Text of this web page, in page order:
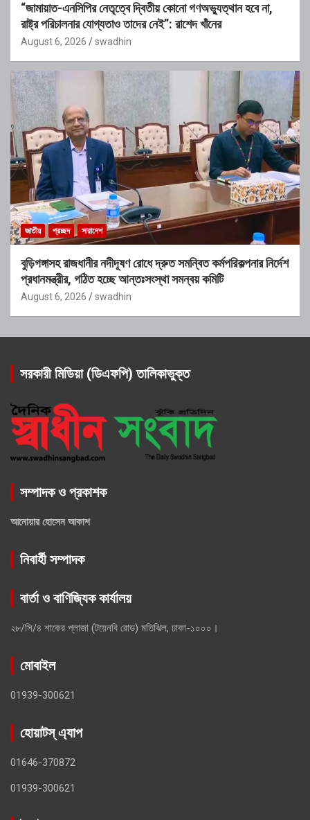
“জামায়াত-এনসিপির নেতৃত্বে দ্বিতীয় কোনো গণঅভ্যুত্থান হবে না,
রাষ্ট্র পরিচালনার যোগ্যতাও তাদের নেই”: রাশেদ খাঁনের
August 6, 2026 swadhin
জাতীয় প্রচ্ছদ সারাদেশ
বুড়িগঙ্গাসহ রাজধানীর নদীদূষণ রোধে দ্রুত সমন্বিত কর্মপরিকল্পনার নির্দেশ
প্রধানমন্ত্রীর, গঠিত হচ্ছে আন্তঃসংস্থা সমন্বয় কমিটি
August 6, 2026 swadhin
সরকারী মিডিয়া (ডিএফপি) তালিকাভুক্ত
সম্পাদক ও প্রকাশক
আনোয়ার হোসেন আকাশ
নিবার্হী সম্পাদক
বার্তা ও বাণিজ্যিক কার্যালয়
২৮/সি/৪ শাকের প্লাজা (টয়েনবি রোড) মতিঝিল, ঢাকা-১০০০।
মোবাইল
01939-300621
হোয়াটস্ এ্যাপ
01646-370872
01939-300621